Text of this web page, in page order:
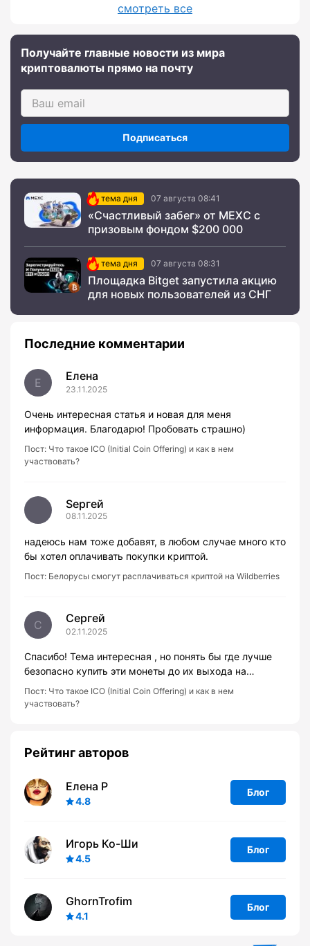
смотреть все
Получайте главные новости из мира
криптовалюты прямо на почту
Подписаться
тема дня 07 августа 08:41
«Счастливый забег» от MEXC с
призовым фондом $200 000
тема дня 07 августа 08:31
Площадка Bitget запустила акцию
для новых пользователей из СНГ
Последние комментарии
Е Елена
23.11.2025
Очень интересная статья и новая для меня
информация. Благодарю! Пробовать страшно)
Пост: Что такое ICO (Initial Coin Offering) и как в нем
участвовать?
Sергей
08.11.2025
надеюсь нам тоже добавят, в любом случае много кто
бы хотел оплачивать покупки криптой.
Пост: Белорусы смогут расплачиваться криптой на Wildberries
С Сергей
02.11.2025
Спасибо! Тема интересная , но понять бы где лучше
безопасно купить эти монеты до их выхода на…
Пост: Что такое ICO (Initial Coin Offering) и как в нем
участвовать?
Рейтинг авторов
Елена Р
4.8
Блог
Игорь Ко-Ши
4.5
Блог
GhornTrofim
4.1
Блог